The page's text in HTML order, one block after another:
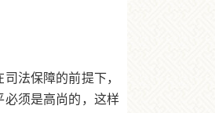
法保障的前提下，
必须是高尚的，这样